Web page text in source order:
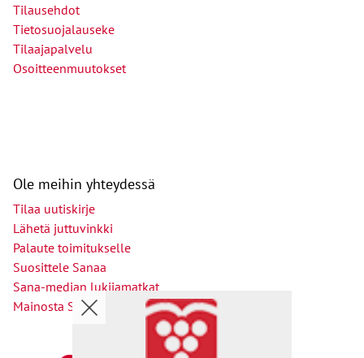
Tilausehdot
Tietosuojalauseke
Tilaajapalvelu
Osoitteenmuutokset
Ole meihin yhteydessä
Tilaa uutiskirje
Lähetä juttuvinkki
Palaute toimitukselle
Suosittele Sanaa
Sana-median lukijamatkat
Mainosta Sana-mediassa